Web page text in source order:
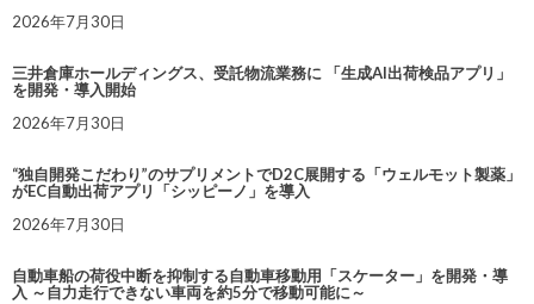
2026年7月30日
三井倉庫ホールディングス、受託物流業務に 「生成AI出荷検品アプリ」
を開発・導入開始
2026年7月30日
“独自開発こだわり”のサプリメントでD2C展開する「ウェルモット製薬」
がEC自動出荷アプリ「シッピーノ」を導入
2026年7月30日
自動車船の荷役中断を抑制する自動車移動用「スケーター」を開発・導
入 ～自力走行できない車両を約5分で移動可能に～